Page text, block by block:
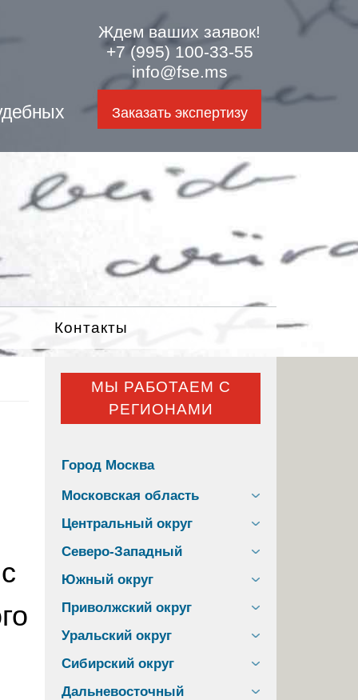
Ждем ваших заявок!
+7 (995) 100-33-55
info@fse.ms
Заказать экспертизу
Контакты
МЫ РАБОТАЕМ С
РЕГИОНАМИ
Город Москва
Московская область
Центральный округ
Северо-Западный
Южный округ
Приволжский округ
Уральский округ
Сибирский округ
Дальневосточный